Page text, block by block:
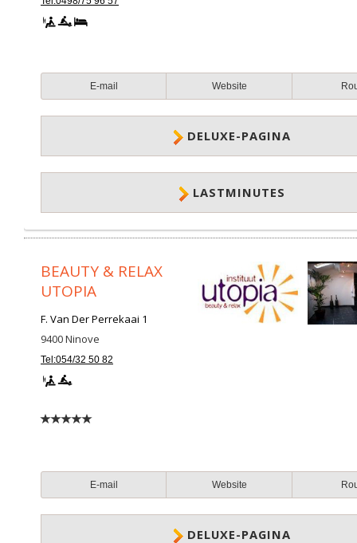
E-mail Website
DELUXE-PAGINA
LASTMINUTES
BEAUTY & RELAX
UTOPIA
F. Van Der Perrekaai 1
9400Ninove
Tel:054/32 50 82
E-mail Website
DELUXE-PAGINA